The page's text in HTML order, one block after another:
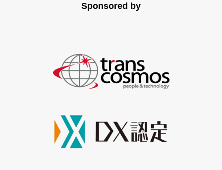
Sponsored by